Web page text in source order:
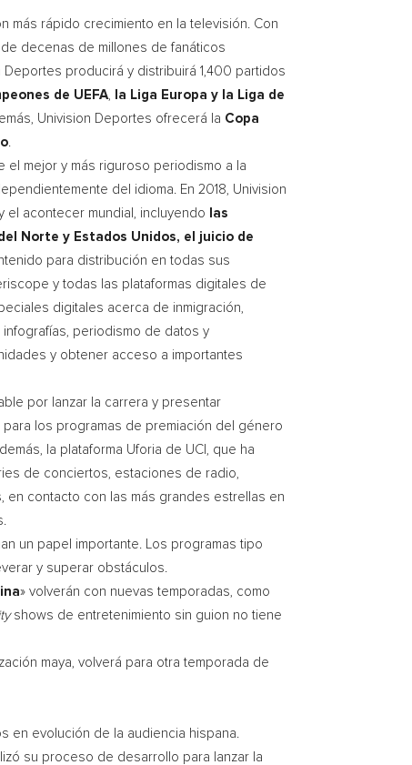
rápido crecimiento en la televisión. Con
decenas de millones de fanáticos
producirá y distribuirá 1,400 partidos
de UEFA,
la Liga Europa y la Liga de
Univision Deportes ofrecerá la Copa
.
el mejor y más riguroso periodismo a la
del idioma. En 2018, Univision
el acontecer mundial, incluyendo
las
Norte y Estados Unidos, el juicio de
para distribución en todas sus
y todas las plataformas digitales de
digitales acerca de inmigración,
infografías, periodismo de datos y
y obtener acceso a importantes
por lanzar la carrera y presentar
los programas de premiación del género
la plataforma Uforia de UCI , que ha
de conciertos, estaciones de radio,
en contacto con las más grandes estrellas en
un papel importante. Los programas tipo
y superar obstáculos.
» volverán con nuevas temporadas, como
shows de entretenimiento sin guion no tiene
maya, volverá para otra temporada de
en evolución de la audiencia hispana.
su proceso de desarrollo para lanzar la